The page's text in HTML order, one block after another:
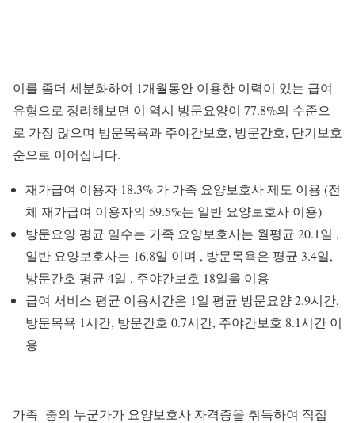
이를 좀더 세분화하여 1개월동안 이용한 이력이 있는 급여
유형으로 정리해보면 이 역시 방문요양이 77.8%의 수준으
로 가장 많으며 방문목욕과 주야간보호, 방문간호, 단기보호
순으로 이어집니다.
재가급여 이용자 18.3% 가 가족 요양보호사 제도 이용 (전
체 재가급여 이용자의 59.5%는 일반 요양보호사 이용)
방문요양 평균 일수는 가족 요양보호사는 월평균 20.1일 ,
일반 요양보호사는 16.8일 이며 , 방문목욕은 평균 3.4일,
방문간호 평균 4일 , 주야간보호 18일을 이용
급여 서비스 평균 이용시간은 1일 평균 방문요양 2.9시간,
방문목욕 1시간, 방문간호 0.7시간, 주야간보호 8.1시간 이
용
가족 중의 누군가가 요양보호사 자격증을 취득하여 직접